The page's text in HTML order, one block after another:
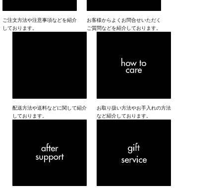
ご注文方法や注意事項などを紹介
しております。
お客様からよくお問合せいただく
ご質問などを紹介しております。
配送方法や送料などに関して紹介
しております。
お取り扱い方法やお手入れの方法
など紹介しております。